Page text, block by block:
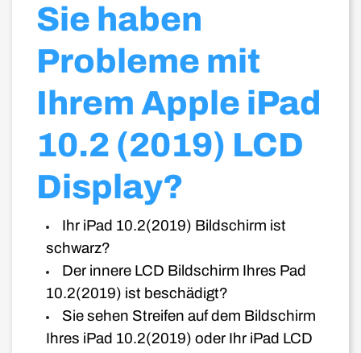
Sie haben
Probleme mit
Ihrem Apple iPad
10.2 (2019) LCD
Display?
Ihr iPad 10.2(2019) Bildschirm ist
schwarz?
Der innere LCD Bildschirm Ihres Pad
10.2(2019) ist beschädigt?
Sie sehen Streifen auf dem Bildschirm
Ihres iPad 10.2(2019) oder Ihr iPad LCD